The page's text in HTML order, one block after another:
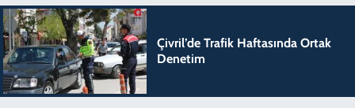
Çivril’de Trafik Haftasında Ortak
Denetim